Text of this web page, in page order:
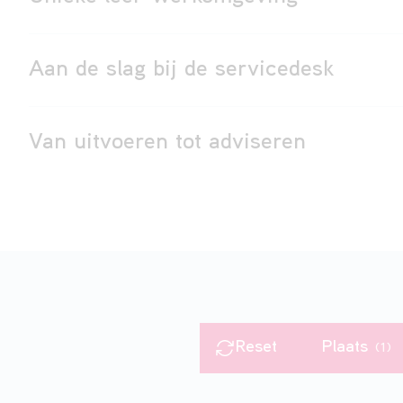
Aan de slag bij de servicedesk
Van uitvoeren tot adviseren
Reset Plaats (1)